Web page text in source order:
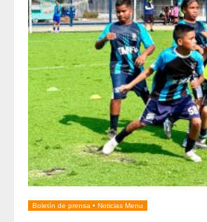
Boletín de prensa • Noticias Menu